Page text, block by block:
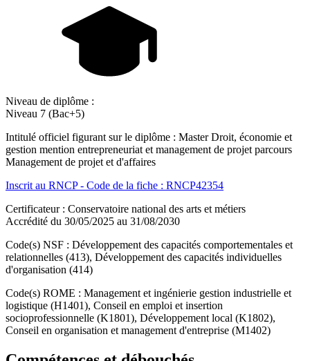
Niveau de diplôme :
Niveau 7 (Bac+5)
Intitulé officiel figurant sur le diplôme : Master Droit, économie et
gestion mention entrepreneuriat et management de projet parcours
Management de projet et d'affaires
Inscrit au RNCP - Code de la fiche : RNCP42354
Certificateur : Conservatoire national des arts et métiers
Accrédité du 30/05/2025 au 31/08/2030
Code(s) NSF : Développement des capacités comportementales et
relationnelles (413), Développement des capacités individuelles
d'organisation (414)
Code(s) ROME : Management et ingénierie gestion industrielle et
logistique (H1401), Conseil en emploi et insertion
socioprofessionnelle (K1801), Développement local (K1802),
Conseil en organisation et management d'entreprise (M1402)